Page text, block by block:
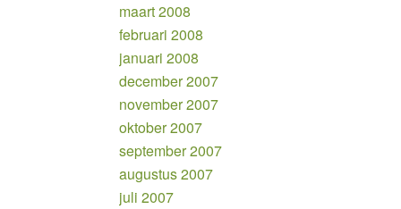
maart 2008
februari 2008
januari 2008
december 2007
november 2007
oktober 2007
september 2007
augustus 2007
juli 2007